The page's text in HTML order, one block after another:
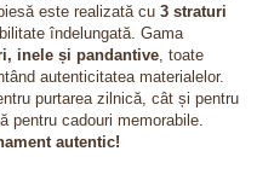
este realizată cu 3 straturi
îndelungată. Gama
inele și pandantive, toate
autenticitatea materialelor.
purtarea zilnică, cât și pentru
pentru cadouri memorabile.
autentic!